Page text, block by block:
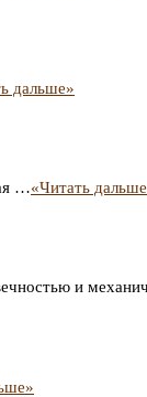
дальше»
…«Читать
и